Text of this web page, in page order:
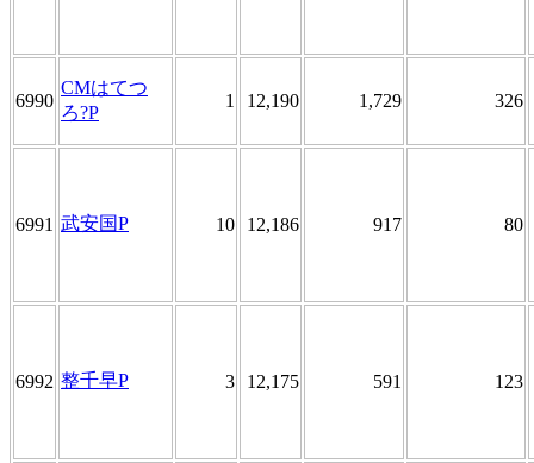
6990
CMはてつ
ろ?P
1 12,190 1,729 326
6991 武安国P 10 12,186 917 80
6992 整千早P 3 12,175 591 123